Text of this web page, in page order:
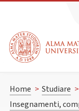
Home > Studiare >
Insegnamenti,